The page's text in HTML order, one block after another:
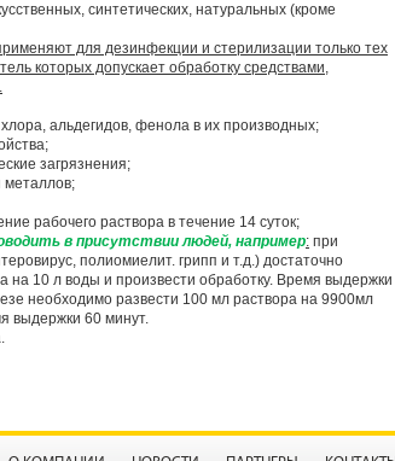
синтетических, натуральных (кроме
для дезинфекции и стерилизации только тех
которых допускает обработку средствами,
альдегидов, фенола в их производных;
загрязнения;
металлов;
рабочего раствора в течение 14 суток;
в присутствии людей, например: при
полиомиелит. грипп и т.д.) достаточно
на 10 л воды и произвести обработку. Время выдержки
необходимо развести 100 мл раствора на 9900мл
выдержки 60 минут.